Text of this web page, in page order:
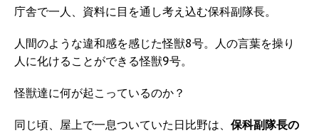
庁舎で一人、資料に目を通し考え込む保科副隊長。
人間のような違和感を感じた怪獣8号。人の言葉を操り
人に化けることができる怪獣9号。
怪獣達に何が起こっているのか？
同じ頃、屋上で一息ついていた日比野は、 保科副隊長の